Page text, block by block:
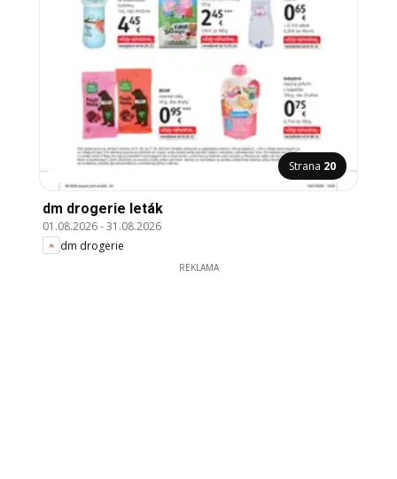
Strana 20
dm drogerie leták
01.08.2026-31.08.2026
dm drogerie
REKLAMA